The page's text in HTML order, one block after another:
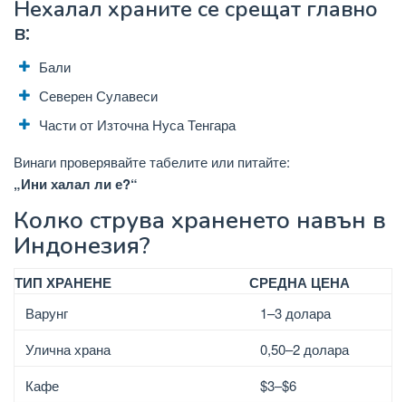
Нехалал храните се срещат главно
в:
Бали
Северен Сулавеси
Части от Източна Нуса Тенгара
Винаги проверявайте табелите или питайте:
„Ини халал ли е?“
Колко струва храненето навън в
Индонезия?
ТИП ХРАНЕНЕ СРЕДНА ЦЕНА
Варунг
1–3 долара
Улична храна
0,50–2 долара
Кафе
$3–$6